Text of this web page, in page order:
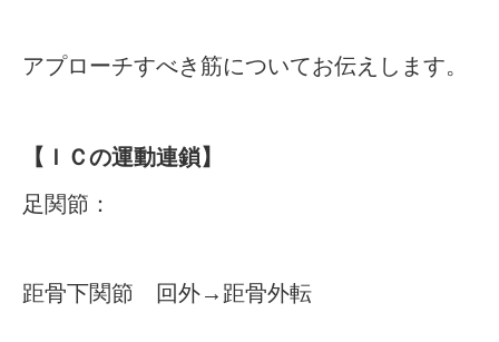
アプローチすべき筋についてお伝えします。
【ＩＣの運動連鎖】
足関節：
距骨下関節 回外→距骨外転